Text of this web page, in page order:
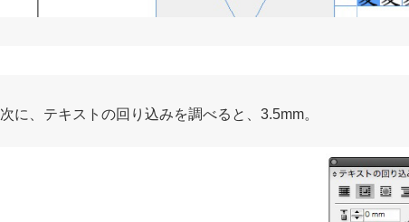
次に、テキストの回り込みを調べると、3.5mm。